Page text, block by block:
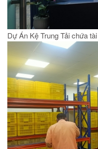
Dự Án Kệ Trung Tải chứa